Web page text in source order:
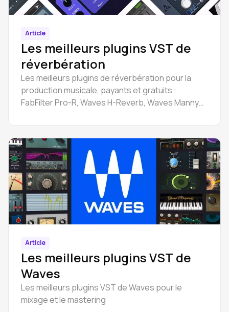
Article
Les meilleurs plugins VST de
réverbération
Les meilleurs plugins de réverbération pour la
production musicale, payants et gratuits :
FabFilter Pro-R, Waves H-Reverb, Waves Manny
Article
Les meilleurs plugins VST de
Waves
Les meilleurs plugins VST de Waves pour le
mixage et le mastering